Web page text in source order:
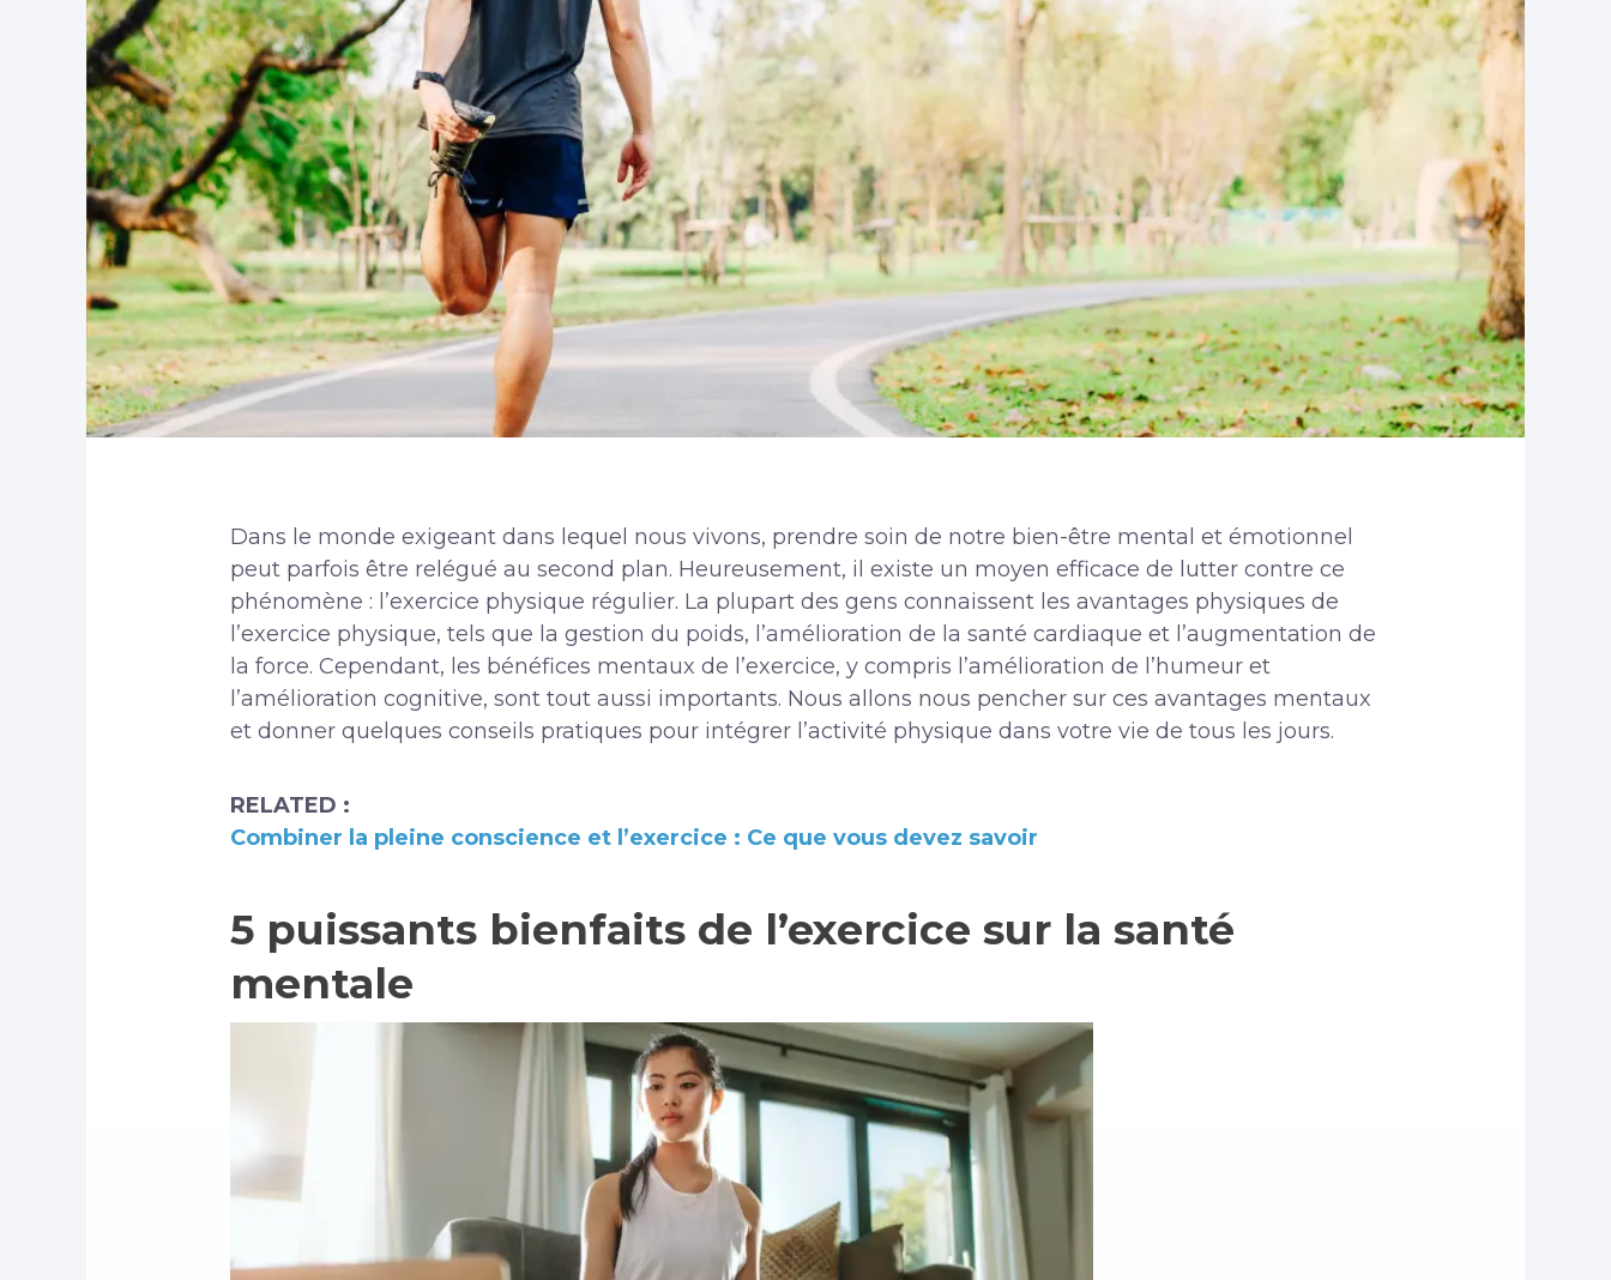
Dans le monde exigeant dans lequel nous vivons, prendre soin de notre bien-être mental et émotionnel
peut parfois être relégué au second plan. Heureusement, il existe un moyen efficace de lutter contre ce
phénomène : l’exercice physique régulier. La plupart des gens connaissent les avantages physiques de
l’exercice physique, tels que la gestion du poids, l’amélioration de la santé cardiaque et l’augmentation de
la force. Cependant, les bénéfices mentaux de l’exercice, y compris l’amélioration de l’humeur et
l’amélioration cognitive, sont tout aussi importants. Nous allons nous pencher sur ces avantages mentaux
et donner quelques conseils pratiques pour intégrer l’activité physique dans votre vie de tous les jours.
RELATED :
Combiner la pleine conscience et l’exercice : Ce que vous devez savoir
5 puissants bienfaits de l’exercice sur la santé
mentale